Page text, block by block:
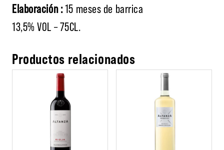
Elaboración :15 meses de barrica
13,5% VOL – 75CL.
Productos relacionados